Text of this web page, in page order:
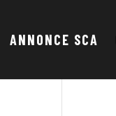
ANNONCE SCA